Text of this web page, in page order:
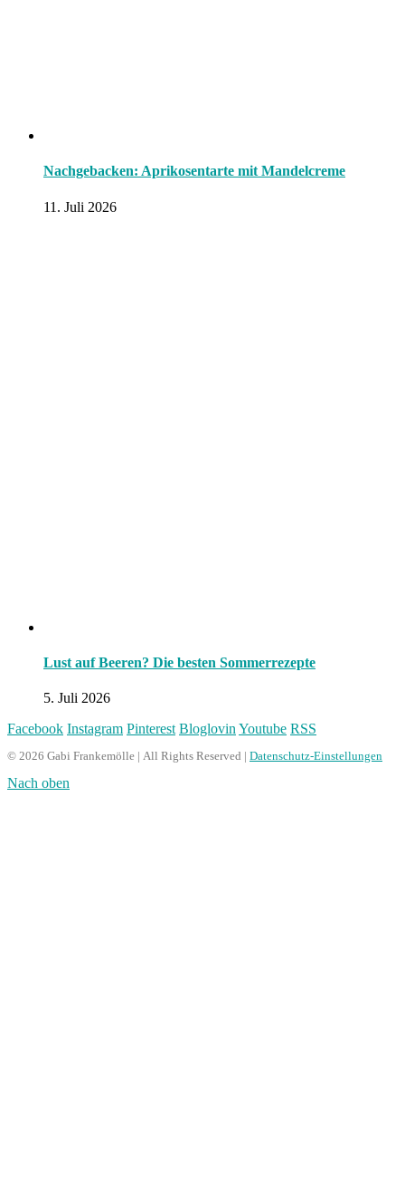
Nachgebacken: Aprikosentarte mit Mandelcreme
11. Juli 2026
Lust auf Beeren? Die besten Sommerrezepte
5. Juli 2026
Facebook Instagram Pinterest Bloglovin Youtube RSS
© 2026 Gabi Frankemölle | All Rights Reserved | Datenschutz-Einstellungen
Nach oben